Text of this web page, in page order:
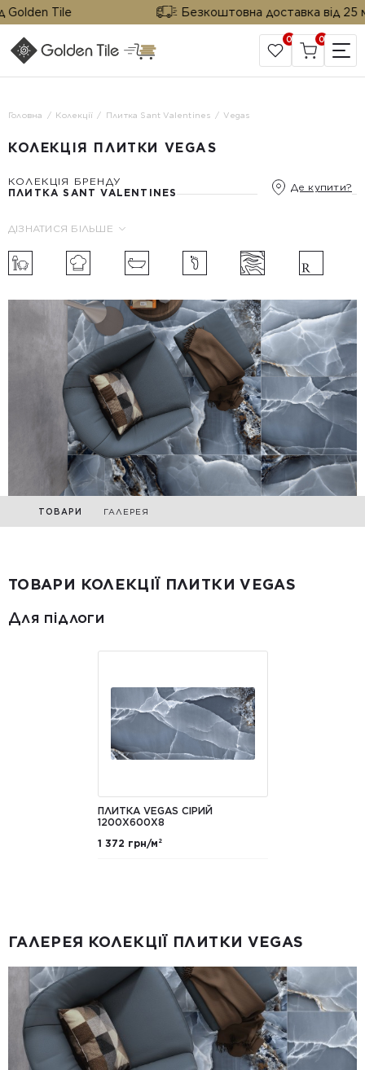
Tile Безкоштовна доставка від 25 м²
САЙТ КОМПАНІЇ
0 0
Головна Колекції Плитка Sant Valentines Vegas
КОЛЕКЦІЯ ПЛИТКИ VEGAS
КОЛЕКЦІЯ БРЕНДУ
ПЛИТКА SANT VALENTINES
Де купити?
ДІЗНАТИСЯ БІЛЬШЕ
ТОВАРИ ГАЛЕРЕЯ
ТОВАРИ КОЛЕКЦІЇ ПЛИТКИ VEGAS
Для підлоги
ПЛИТКА VEGAS СІРИЙ
1200X600X8
1 372 грн/м²
ГАЛЕРЕЯ КОЛЕКЦІЇ ПЛИТКИ VEGAS